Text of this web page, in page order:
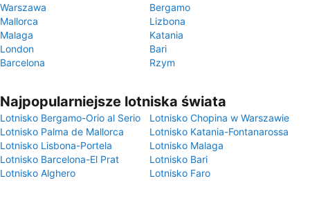
Warszawa
Bergamo
Mallorca
Lizbona
Malaga
Katania
London
Bari
Barcelona
Rzym
Najpopularniejsze lotniska świata
Lotnisko Bergamo-Orio al Serio
Lotnisko Chopina w Warszawie
Lotnisko Palma de Mallorca
Lotnisko Katania-Fontanarossa
Lotnisko Lisbona-Portela
Lotnisko Malaga
Lotnisko Barcelona-El Prat
Lotnisko Bari
Lotnisko Alghero
Lotnisko Faro